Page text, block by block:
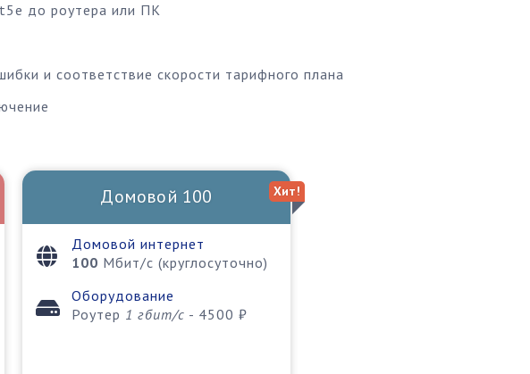
до роутера или ПК
и соответствие скорости тарифного плана
Хит!
Домовой 100
Домовой интернет
100 Мбит/с (круглосуточно)
Оборудование
Роутер 1 гбит/c - 4500 ₽